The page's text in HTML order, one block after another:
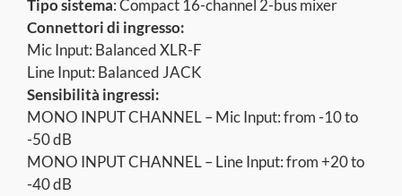
Tipo sistema: Compact 16-channel 2-bus mixer
Connettori di ingresso:
Mic Input: Balanced XLR-F
Line Input: Balanced JACK
Sensibilità ingressi:
MONO INPUT CHANNEL – Mic Input: from -10 to
-50 dB
MONO INPUT CHANNEL – Line Input: from +20 to
-40 dB